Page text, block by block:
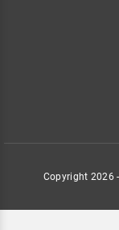
Copyright 2026